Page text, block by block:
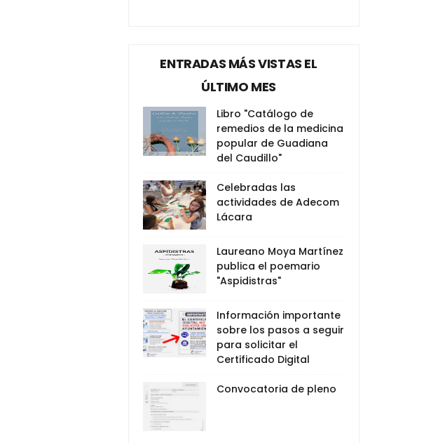
ENTRADAS MÁS VISTAS EL
ÚLTIMO MES
Libro "Catálogo de
remedios de la medicina
popular de Guadiana
del Caudillo"
Celebradas las
actividades de Adecom
Lácara
Laureano Moya Martínez
publica el poemario
"Aspidistras"
Información importante
sobre los pasos a seguir
para solicitar el
Certificado Digital
Convocatoria de pleno